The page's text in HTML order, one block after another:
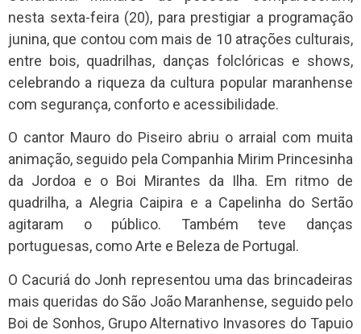
nesta sexta-feira (20), para prestigiar a programação
junina, que contou com mais de 10 atrações culturais,
entre bois, quadrilhas, danças folclóricas e shows,
celebrando a riqueza da cultura popular maranhense
com segurança, conforto e acessibilidade.
O cantor Mauro do Piseiro abriu o arraial com muita
animação, seguido pela Companhia Mirim Princesinha
da Jordoa e o Boi Mirantes da Ilha. Em ritmo de
quadrilha, a Alegria Caipira e a Capelinha do Sertão
agitaram o público. Também teve danças
portuguesas, como Arte e Beleza de Portugal.
O Cacuriá do Jonh representou uma das brincadeiras
mais queridas do São João Maranhense, seguido pelo
Boi de Sonhos, Grupo Alternativo Invasores do Tapuio